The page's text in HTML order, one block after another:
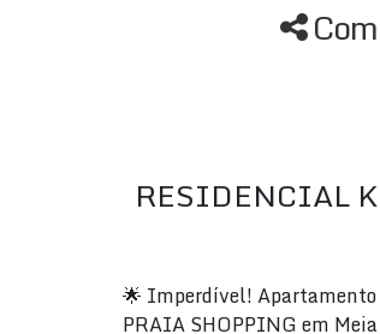
RESIDENCIAL
🌟 Imperdível! Apartamento
PRAIA SHOPPING em